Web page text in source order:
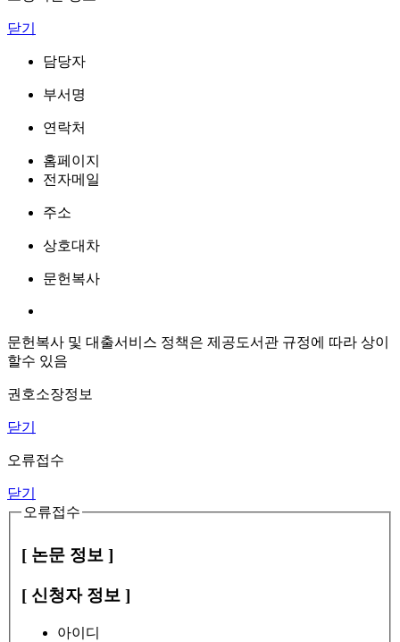
닫기
담당자
부서명
연락처
홈페이지
전자메일
주소
상호대차
문헌복사
문헌복사 및 대출서비스 정책은 제공도서관 규정에 따라 상이
할수 있음
권호소장정보
닫기
오류접수
닫기
오류접수
[ 논문 정보 ]
[ 신청자 정보 ]
아이디